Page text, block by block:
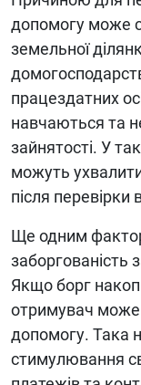
допомогу може
земельної
працездатних
навчаються та
зайнятості. У
можуть
після перевірки
Ще одним
заборгованість
Якщо борг
отримувач
допомогу. Така
стимулювання